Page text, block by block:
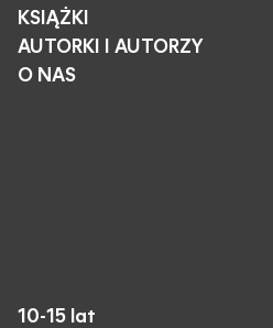
KSIĄŻKI
AUTORKI I AUTORZY
O NAS
10-15 lat